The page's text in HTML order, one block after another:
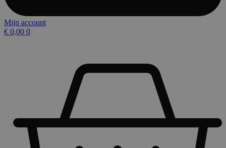
Mijn account
€ 0,00 0